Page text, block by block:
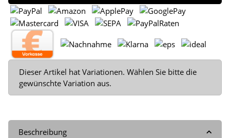
x
Dieser Artikel hat Variationen. Wählen Sie bitte die
gewünschte Variation aus.
Beschreibung